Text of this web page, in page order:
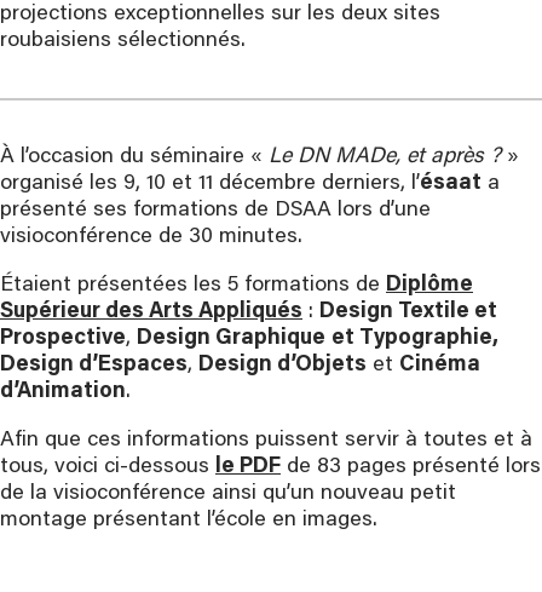
projections exceptionnelles sur les deux sites
roubaisiens sélectionnés.
À l’occasion du séminaire « Le DN MADe, et après ?»
organisé les 9, 10 et 11 décembre derniers, l’ésaat a
présenté ses formations de DSAA lors d’une
visioconférence de 30 minutes.
Étaient présentées les 5 formations de Diplôme
Supérieur des Arts Appliqués : Design Textile et
Prospective, Design Graphique et Typographie,
Design d’Espaces, Design d’Objets et Cinéma
d’Animation.
Afin que ces informations puissent servir à toutes et à
tous, voici ci-dessous le PDF de 83 pages présenté lors
de la visioconférence ainsi qu’un nouveau petit
montage présentant l’école en images.